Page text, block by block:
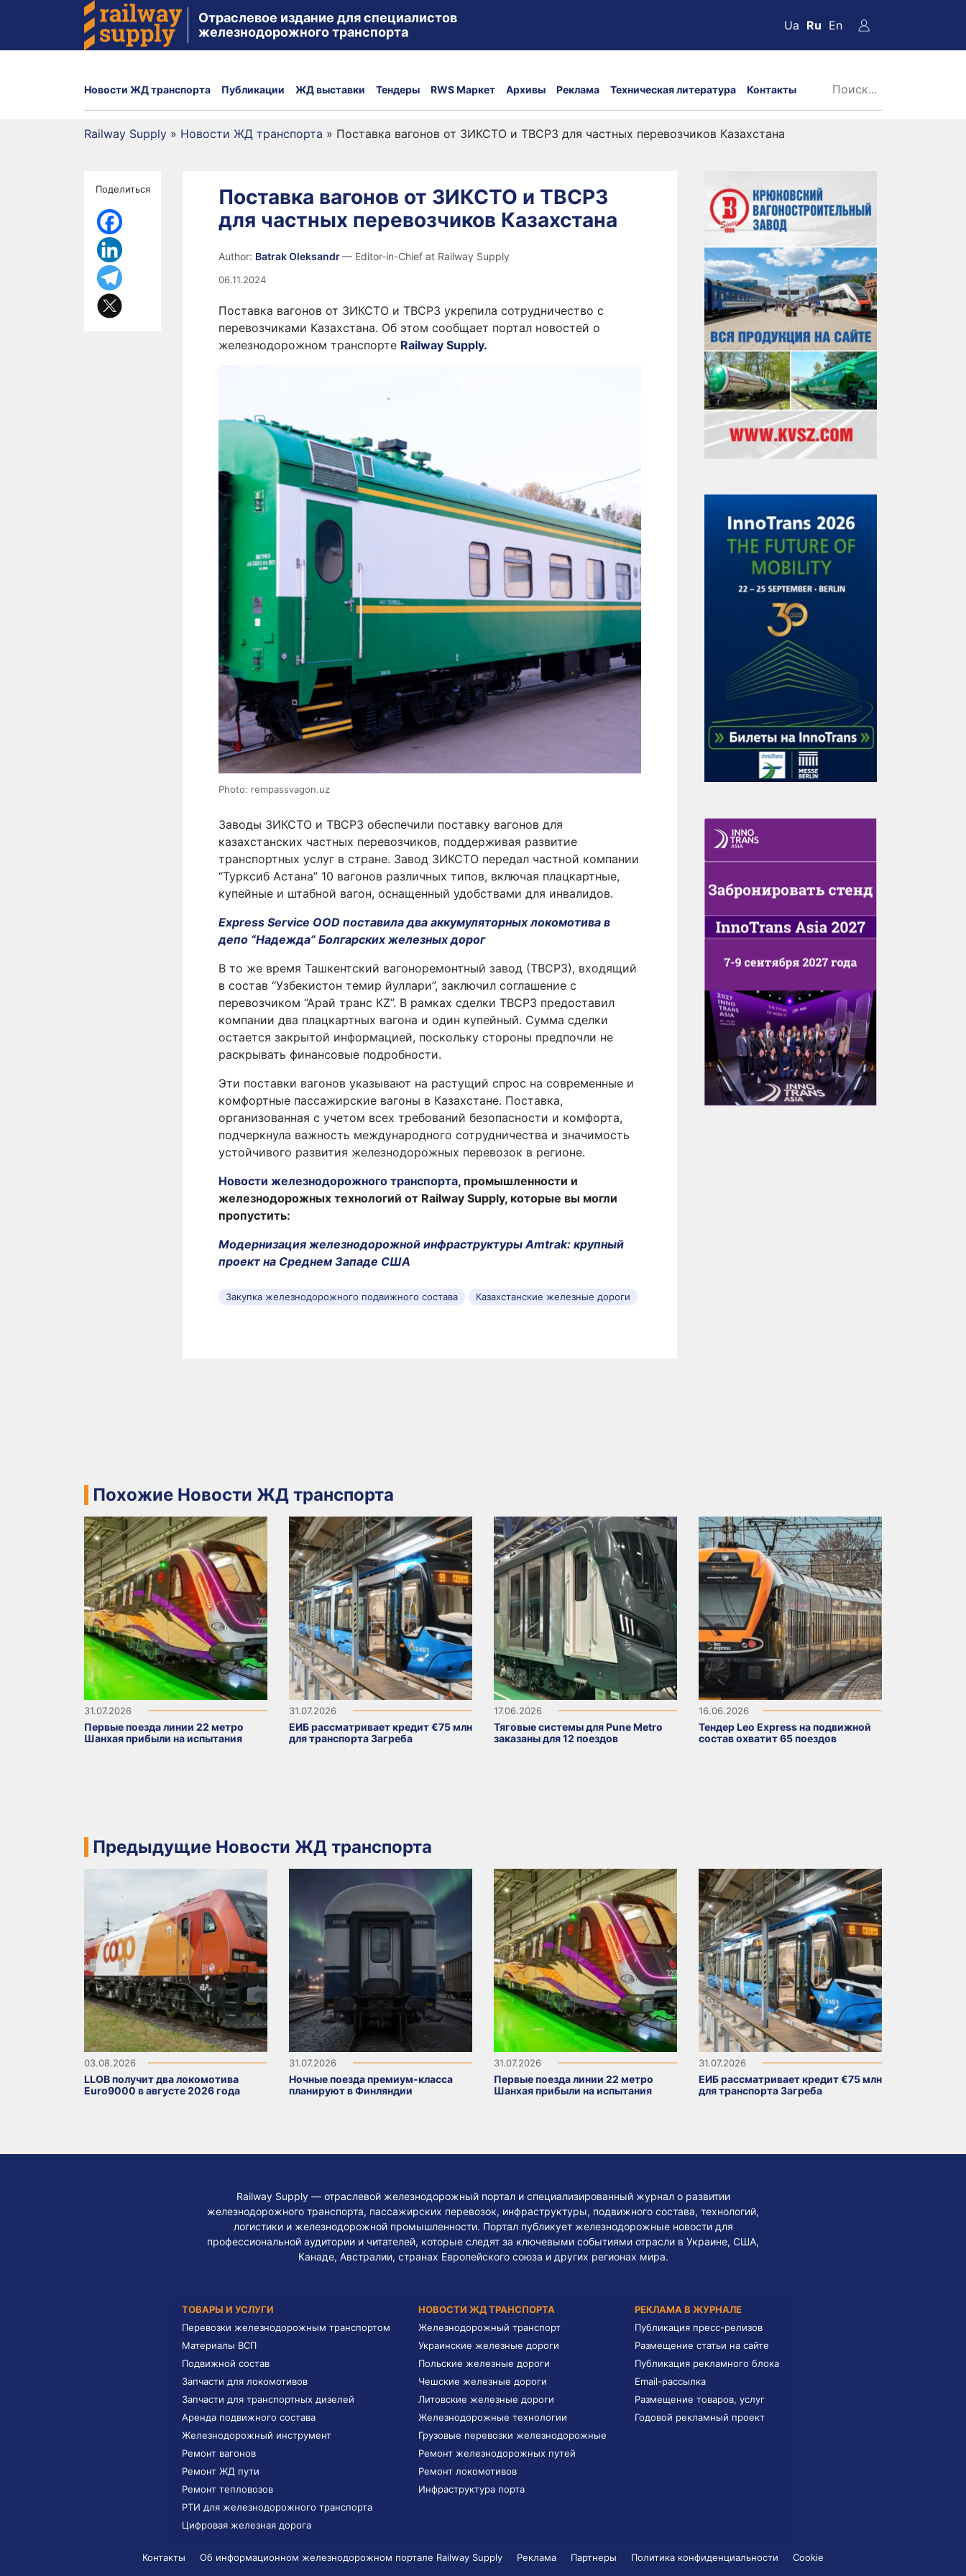
Отраслевое издание для специалистов
железнодорожного транспорта
Ua Ru En
Новости ЖД транспорта Публикации ЖД выставки Тендеры RWS Маркет Архивы Реклама Техническая литература Контакты
Railway Supply » Новости ЖД транспорта » Поставка вагонов от ЗИКСТО и ТВСРЗ для частных перевозчиков Казахстана
Поделиться
Поставка вагонов от ЗИКСТО и ТВСРЗ
для частных перевозчиков Казахстана
Author: Batrak Oleksandr— Editor-in-Chief at Railway Supply
06.11.2024
Поставка вагонов от ЗИКСТО и ТВСРЗ укрепила сотрудничество с
перевозчиками Казахстана. Об этом сообщает портал новостей о
железнодорожном транспорте Railway Supply.
Photo: rempassvagon.uz
Заводы ЗИКСТО и ТВСРЗ обеспечили поставку вагонов для
казахстанских частных перевозчиков, поддерживая развитие
транспортных услуг в стране. Завод ЗИКСТО передал частной компании
“Турксиб Астана” 10 вагонов различных типов, включая плацкартные,
купейные и штабной вагон, оснащенный удобствами для инвалидов.
Express Service OOD поставила два аккумуляторных локомотива в
депо “Надежда” Болгарских железных дорог
В то же время Ташкентский вагоноремонтный завод (ТВСРЗ), входящий
в состав “Узбекистон темир йуллари”, заключил соглашение с
перевозчиком “Арай транс КZ”. В рамках сделки ТВСРЗ предоставил
компании два плацкартных вагона и один купейный. Сумма сделки
остается закрытой информацией, поскольку стороны предпочли не
раскрывать финансовые подробности.
Эти поставки вагонов указывают на растущий спрос на современные и
комфортные пассажирские вагоны в Казахстане. Поставка,
организованная с учетом всех требований безопасности и комфорта,
подчеркнула важность международного сотрудничества и значимость
устойчивого развития железнодорожных перевозок в регионе.
Новости железнодорожного транспорта, промышленности и
железнодорожных технологий от Railway Supply, которые вы могли
пропустить:
Модернизация железнодорожной инфраструктуры Amtrak: крупный
проект на Среднем Западе США
Закупка железнодорожного подвижного состава Казахстанские железные дороги
Похожие Новости ЖД транспорта
31.07.2026
Первые поезда линии 22 метро
Шанхая прибыли на испытания
31.07.2026
ЕИБ рассматривает кредит €75 млн
для транспорта Загреба
17.06.2026
Тяговые системы для Pune Metro
заказаны для 12 поездов
16.06.2026
Тендер Leo Express на подвижной
состав охватит 65 поездов
Предыдущие Новости ЖД транспорта
03.08.2026
LLOB получит два локомотива
Euro9000 в августе 2026 года
31.07.2026
Ночные поезда премиум-класса
планируют в Финляндии
31.07.2026
Первые поезда линии 22 метро
Шанхая прибыли на испытания
31.07.2026
ЕИБ рассматривает кредит €75 млн
для транспорта Загреба
Railway Supply — отраслевой железнодорожный портал и специализированный журнал о развитии
железнодорожного транспорта, пассажирских перевозок, инфраструктуры, подвижного состава, технологий,
логистики и железнодорожной промышленности. Портал публикует железнодорожные новости для
профессиональной аудитории и читателей, которые следят за ключевыми событиями отрасли в Украине, США,
Канаде, Австралии, странах Европейского союза и других регионах мира.
ТОВАРЫ И УСЛУГИ
Перевозки железнодорожным транспортом
Материалы ВСП
Подвижной состав
Запчасти для локомотивов
Запчасти для транспортных дизелей
Аренда подвижного состава
Железнодорожный инструмент
Ремонт вагонов
Ремонт ЖД пути
Ремонт тепловозов
РТИ для железнодорожного транспорта
Цифровая железная дорога
НОВОСТИ ЖД ТРАНСПОРТА
Железнодорожный транспорт
Украинские железные дороги
Польские железные дороги
Чешские железные дороги
Литовские железные дороги
Железнодорожные технологии
Грузовые перевозки железнодорожные
Ремонт железнодорожных путей
Ремонт локомотивов
Инфраструктура порта
РЕКЛАМА В ЖУРНАЛЕ
Публикация пресс-релизов
Размещение статьи на сайте
Публикация рекламного блока
Email-рассылка
Размещение товаров, услуг
Годовой рекламный проект
Контакты Об информационном железнодорожном портале Railway Supply Реклама Партнеры Политика конфиденциальности Cookie